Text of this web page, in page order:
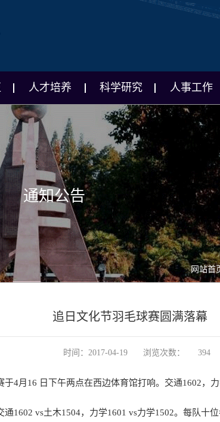
人才培养 科学研究 人事工作
通知公告
网站首
追日文化节羽毛球赛圆满落幕
时间：2017-04-19 浏览次数： 394
4月16 日下午两点在西边体育馆打响。交通1602，
1602 vs土木1504，力学1601 vs力学1502。每队十